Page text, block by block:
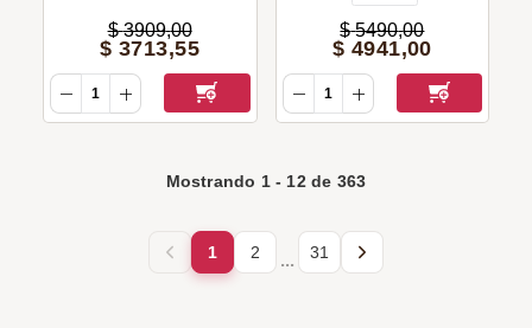
$ 3909,00
$ 3713,55
$ 5490,00
$ 4941,00
Mostrando 1- 12de 363
1 2 ... 31